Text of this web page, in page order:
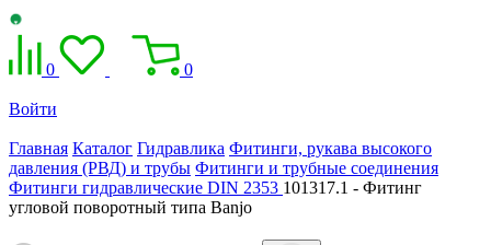
0 0
Войти
Главная Каталог Гидравлика Фитинги, рукава высокого
давления (РВД) и трубы Фитинги и трубные соединения
Фитинги гидравлические DIN 2353 101317.1 - Фитинг
угловой поворотный типа Banjo